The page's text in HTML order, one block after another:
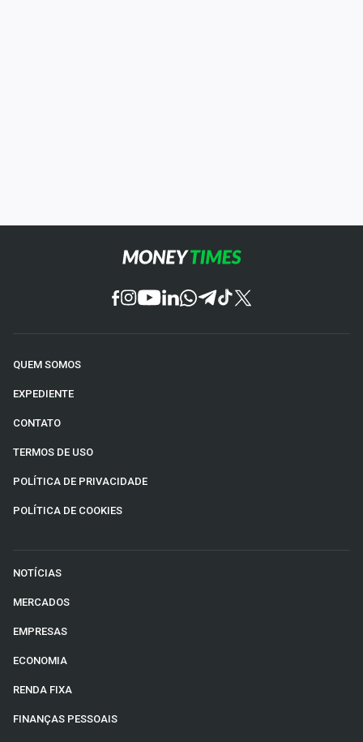
QUEM SOMOS
EXPEDIENTE
CONTATO
TERMOS DE USO
POLÍTICA DE PRIVACIDADE
POLÍTICA DE COOKIES
NOTÍCIAS
MERCADOS
EMPRESAS
ECONOMIA
RENDA FIXA
FINANÇAS PESSOAIS